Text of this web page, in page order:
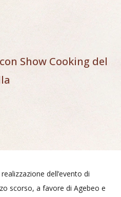
Show Cooking del
dell’evento di
scorso, a favore di Agebeo e